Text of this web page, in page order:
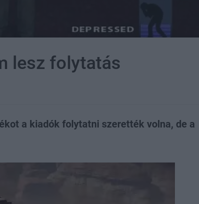
lesz folytatás
a kiadók folytatni szerették volna, de a